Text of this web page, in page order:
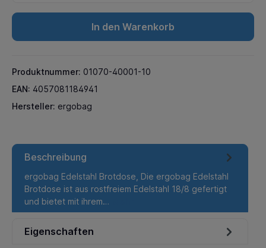
In den Warenkorb
Produktnummer: 01070-40001-10
EAN: 4057081184941
Hersteller: ergobag
Beschreibung
ergobag Edelstahl Brotdose, Die ergobag Edelstahl
Brotdose ist aus rostfreiem Edelstahl 18/8 gefertigt
und bietet mit ihrem…
Eigenschaften